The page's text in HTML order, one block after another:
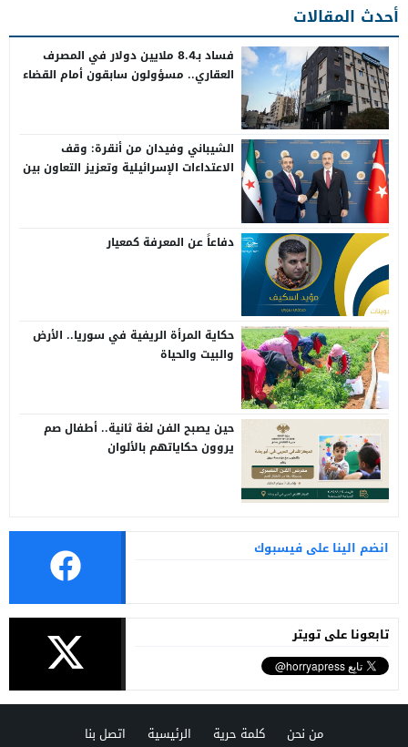
أحدث المقالات
فساد بـ8.4 ملايين دولار في المصرف
العقاري.. مسؤولون سابقون أمام القضاء
الشيباني وفيدان من أنقرة: وقف
الاعتداءات الإسرائيلية وتعزيز التعاون بين
دفاعاً عن المعرفة كمعيار
حكاية المرأة الريفية في سوريا.. الأرض
والبيت والحياة
حين يصبح الفن لغة ثانية.. أطفال صم
يروون حكاياتهم بالألوان
انضم الينا على فيسبوك
تابعونا على تويتر
من نحن كلمة حرية الرئيسية اتصل بنا